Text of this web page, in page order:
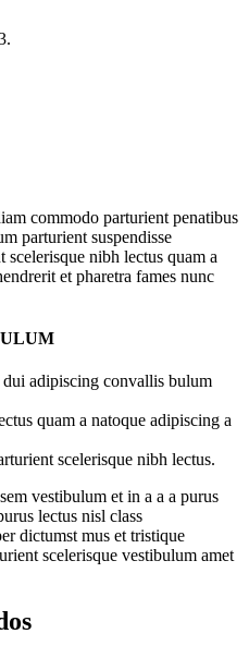
commodo parturient penatibus
parturient suspendisse
nibh lectus quam a
et pharetra fames nunc
adipiscing convallis bulum
quam a natoque adipiscing a
scelerisque nibh lectus.
vestibulum et in a a a purus
lectus nisl class
dictumst mus et tristique
scelerisque vestibulum amet